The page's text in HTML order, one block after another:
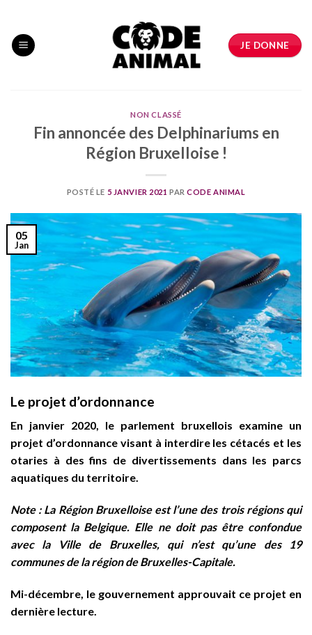
content
JE DONNE
NON CLASSÉ
Fin annoncée des Delphinariums en
Région Bruxelloise !
POSTÉ LE 5 JANVIER 2021 PARCODE ANIMAL
05
Jan
Le projet d’ordonnance
En janvier 2020, le parlement bruxellois examine un
projet d’ordonnance visant à interdire les cétacés et les
otaries à des fins de divertissements dans les parcs
aquatiques du territoire.
Note : La Région Bruxelloise est l’une des trois régions qui
composent la Belgique. Elle ne doit pas être confondue
avec la Ville de Bruxelles, qui n’est qu’une des 19
communes de la région de Bruxelles-Capitale.
Mi-décembre, le gouvernement approuvait ce projet en
dernière lecture.